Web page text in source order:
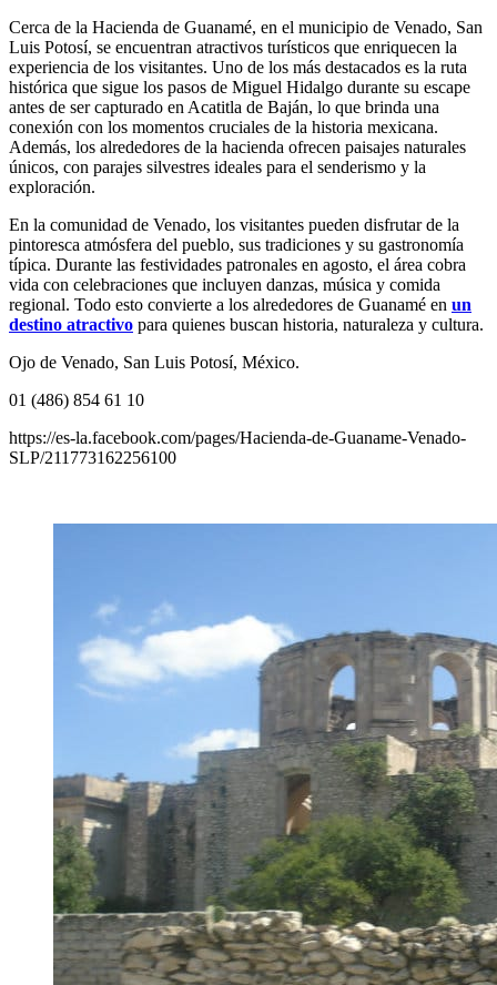
Cerca de la Hacienda de Guanamé, en el municipio de Venado, San
Luis Potosí, se encuentran atractivos turísticos que enriquecen la
experiencia de los visitantes. Uno de los más destacados es la ruta
histórica que sigue los pasos de Miguel Hidalgo durante su escape
antes de ser capturado en Acatitla de Baján, lo que brinda una
conexión con los momentos cruciales de la historia mexicana.
Además, los alrededores de la hacienda ofrecen paisajes naturales
únicos, con parajes silvestres ideales para el senderismo y la
exploración.
En la comunidad de Venado, los visitantes pueden disfrutar de la
pintoresca atmósfera del pueblo, sus tradiciones y su gastronomía
típica. Durante las festividades patronales en agosto, el área cobra
vida con celebraciones que incluyen danzas, música y comida
regional. Todo esto convierte a los alrededores de Guanamé en un
destino atractivo para quienes buscan historia, naturaleza y cultura.
Ojo de Venado, San Luis Potosí, México.
01 (486) 854 61 10
https://es-la.facebook.com/pages/Hacienda-de-Guaname-Venado-
SLP/211773162256100